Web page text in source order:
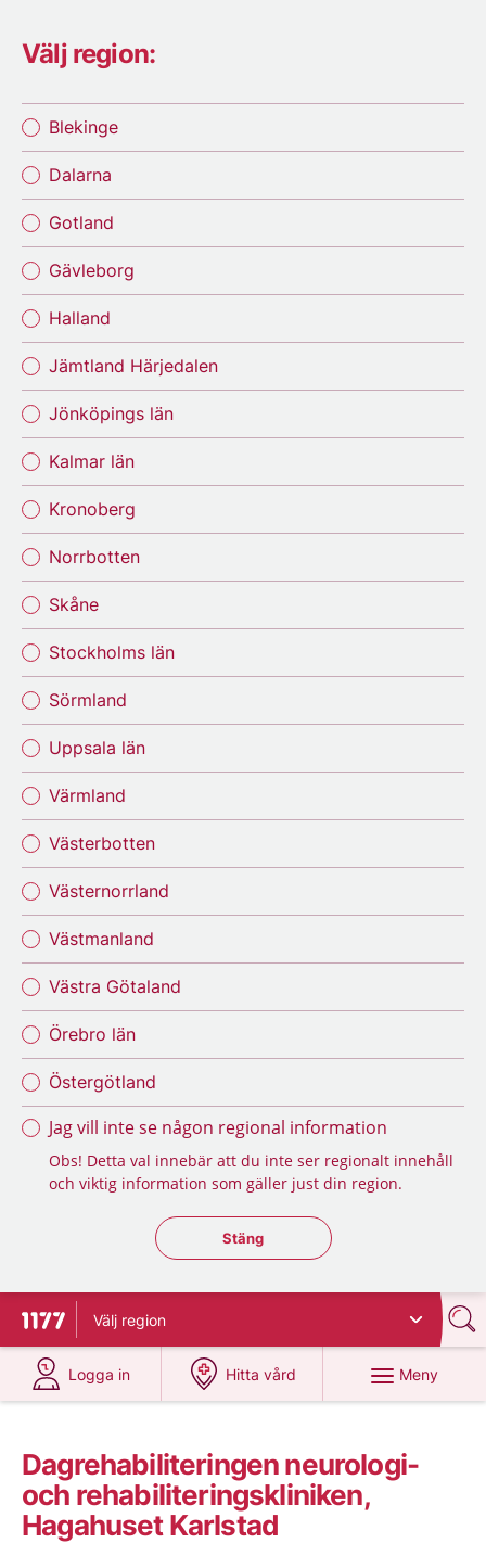
Välj region:
Blekinge
Dalarna
Gotland
Gävleborg
Halland
Jämtland Härjedalen
Jönköpings län
Kalmar län
Kronoberg
Norrbotten
Skåne
Stockholms län
Sörmland
Uppsala län
Värmland
Västerbotten
Västernorrland
Västmanland
Västra Götaland
Örebro län
Östergötland
Jag vill inte se någon regional information
Obs! Detta val innebär att du inte ser regionalt innehåll
och viktig information som gäller just din region.
Stäng regionsväljaren
Stäng
Till startsidan för 1177
Välj region
Logga in
på 1177.se
Hitta vård
på 1177.se
Meny
Dagrehabiliteringen neurologi-
och rehabiliteringskliniken,
Hagahuset Karlstad